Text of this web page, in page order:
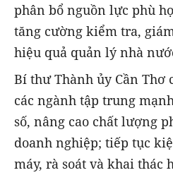
phân bổ nguồn lực phù
tăng cường kiểm tra,
hiệu quả quản lý nhà
Bí thư Thành ủy Cần Thơ
các ngành tập trung
số, nâng cao chất lượng
doanh nghiệp; tiếp tục
máy, rà soát và khai thác